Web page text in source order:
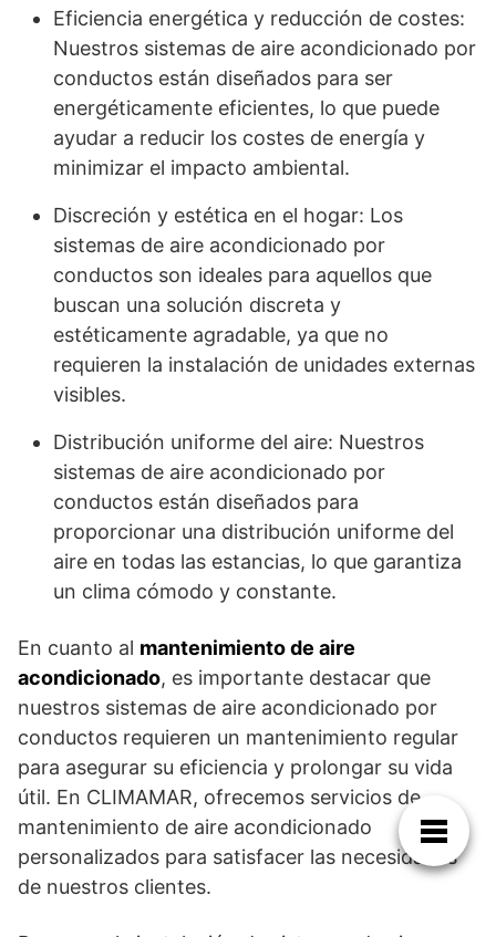
Eficiencia energética y reducción de costes:
Nuestros sistemas de aire acondicionado por
conductos están diseñados para ser
energéticamente eficientes, lo que puede
ayudar a reducir los costes de energía y
minimizar el impacto ambiental.
Discreción y estética en el hogar: Los
sistemas de aire acondicionado por
conductos son ideales para aquellos que
buscan una solución discreta y
estéticamente agradable, ya que no
requieren la instalación de unidades externas
visibles.
Distribución uniforme del aire: Nuestros
sistemas de aire acondicionado por
conductos están diseñados para
proporcionar una distribución uniforme del
aire en todas las estancias, lo que garantiza
un clima cómodo y constante.
En cuanto al mantenimiento de aire
acondicionado, es importante destacar que
nuestros sistemas de aire acondicionado por
conductos requieren un mantenimiento regular
para asegurar su eficiencia y prolongar su vida
útil. En CLIMAMAR, ofrecemos servicios de
mantenimiento de aire acondicionado
personalizados para satisfacer las necesidades
de nuestros clientes.